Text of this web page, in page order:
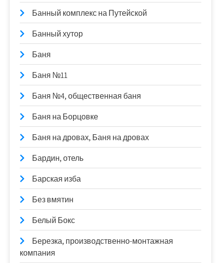
Банный комплекс на Путейской
Банный хутор
Баня
Баня №11
Баня №4, общественная баня
Баня на Борцовке
Баня на дровах, Баня на дровах
Бардин, отель
Барская изба
Без вмятин
Белый Бокс
Березка, производственно-монтажная
компания